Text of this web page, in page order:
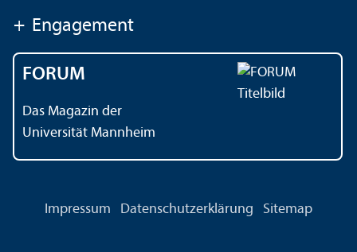
+ Engagement
FORUM
Das Magazin der
Universität Mannheim
Impressum Datenschutz­erklärung Sitemap